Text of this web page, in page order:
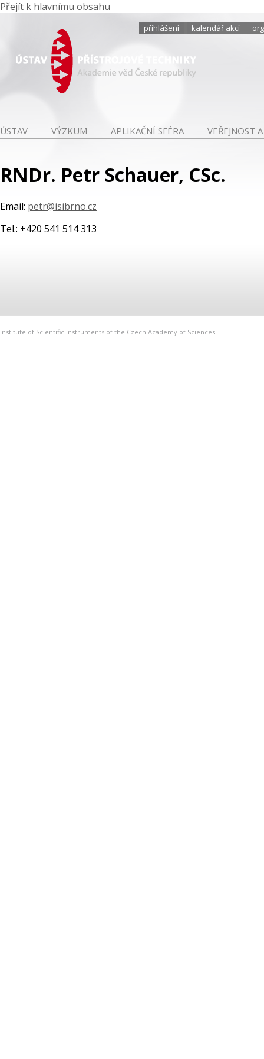
Přejít k hlavnímu obsahu
přihlášení kalendář akcí
ÚSTAV VÝZKUM APLIKAČNÍ SFÉRA VEŘEJNOST
RNDr. Petr Schauer, CSc.
Email: petr@isibrno.cz
Tel.: +420 541 514 313
Institute of Scientific Instruments of the Czech Academy of Sciences